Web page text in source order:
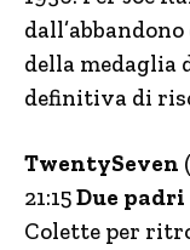
della medaglia
definitiva di
TwentySeven
21:15Due
Colette per